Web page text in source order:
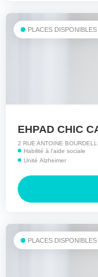
PLACES
EHPAD CHIC
2 RUE ANTOINE
Habilité à l'aide sociale
Unité Alzheimer
PLACES